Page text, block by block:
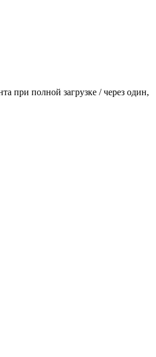
при полной загрузке / через один,